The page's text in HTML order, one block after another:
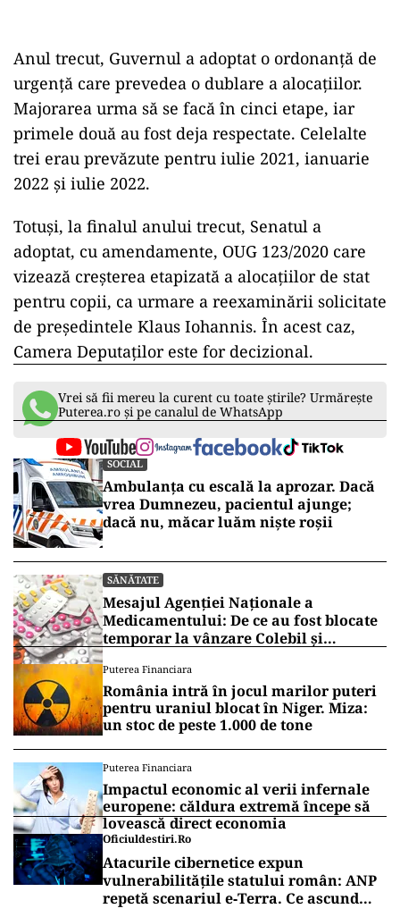
Anul trecut, Guvernul a adoptat o ordonanță de
urgență care prevedea o dublare a alocaţiilor.
Majorarea urma să se facă în cinci etape, iar
primele două au fost deja respectate. Celelalte
trei erau prevăzute pentru iulie 2021, ianuarie
2022 și iulie 2022.
Totuși, la finalul anului trecut, Senatul a
adoptat, cu amendamente, OUG 123/2020 care
vizează creşterea etapizată a alocaţiilor de stat
pentru copii, ca urmare a reexaminării solicitate
de preşedintele Klaus Iohannis. În acest caz,
Camera Deputaţilor este for decizional.
Vrei să fii mereu la curent cu toate știrile? Urmărește
Puterea.ro și pe canalul de WhatsApp
SOCIAL
Ambulanța cu escală la aprozar. Dacă
vrea Dumnezeu, pacientul ajunge;
dacă nu, măcar luăm niște roșii
SĂNĂTATE
Mesajul Agenției Naționale a
Medicamentului: De ce au fost blocate
temporar la vânzare Colebil și
Puterea Financiara
România intră în jocul marilor puteri
pentru uraniul blocat în Niger. Miza:
un stoc de peste 1.000 de tone
Puterea Financiara
Impactul economic al verii infernale
europene: căldura extremă începe să
lovească direct economia
Oficiuldestiri.ro
Atacurile cibernetice expun
vulnerabilitățile statului român: ANP
repetă scenariul e‑Terra. Ce ascund